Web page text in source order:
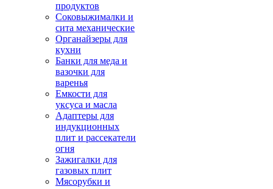
продуктов
Соковыжималки и
сита механические
Органайзеры для
кухни
Банки для меда и
вазочки для
варенья
Емкости для
уксуса и масла
Адаптеры для
индукционных
плит и рассекатели
огня
Зажигалки для
газовых плит
Мясорубки и